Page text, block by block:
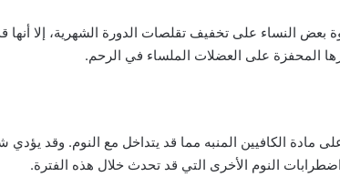
بعض النساء على تخفيف تقلصات الدورة الشهرية، إلا
المحفزة على العضلات الملساء في الرحم.
مادة الكافيين المنبه مما قد يتداخل مع النوم. وقد يؤدي
اضطرابات النوم الأخرى التي قد تحدث خلال هذه الفترة.